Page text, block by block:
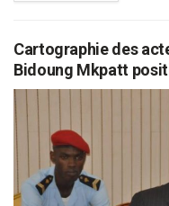
Cartographie des
Bidoung Mkpatt